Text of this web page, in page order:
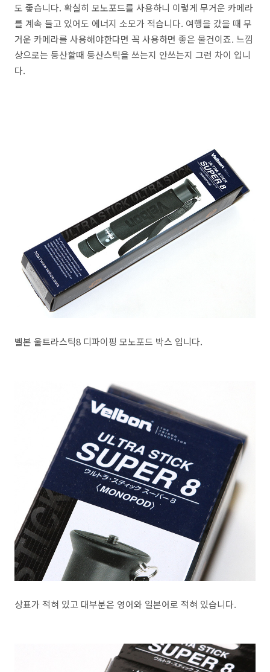
도 좋습니다. 확실히 모노포드를 사용하니 이렇게 무거운 카메라
를 계속 들고 있어도 에너지 소모가 적습니다. 여행을 갔을 때 무
거운 카메라를 사용해야한다면 꼭 사용하면 좋은 물건이죠. 느낌
상으로는 등산할때 등산스틱을 쓰는지 안쓰는지 그런 차이 입니
다.
벨본 울트라스틱8 디파이핑 모노포드 박스 입니다.
상표가 적혀 있고 대부분은 영어와 일본어로 적혀 있습니다.